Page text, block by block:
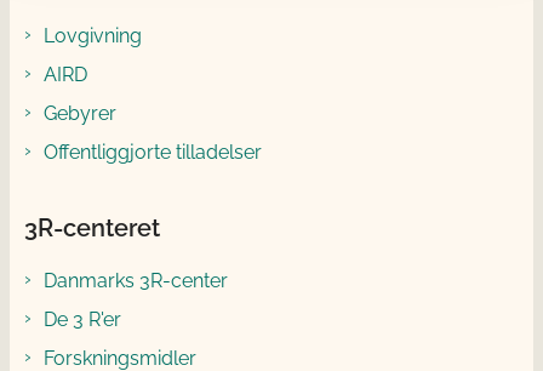
Lovgivning
AIRD
Gebyrer
Offentliggjorte tilladelser
3R-centeret
Danmarks 3R-center
De 3 R'er
Forskningsmidler